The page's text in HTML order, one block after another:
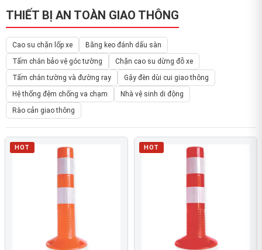
THIẾT BỊ AN TOÀN GIAO THÔNG
Cao su chặn lốp xe
Băng keo đánh dấu sàn
Tấm chắn bảo vệ góc tường
Chặn cao su dừng đỗ xe
Tấm chắn tường và đường ray
Gậy đèn dùi cui giao thông
Hệ thống đệm chống va chạm
Nhà vệ sinh di động
Rào cản giao thông
HOT HOT